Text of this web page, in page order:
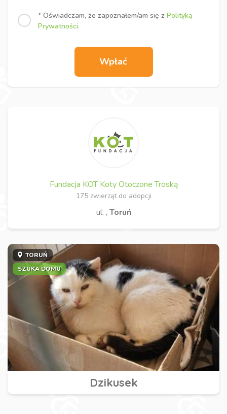
* Oświadczam, że zapoznałem/am się z Polityką
Prywatności.
Wpłać
Fundacja KOT Koty Otoczone Troską
175 zwierząt do adopcji
ul. , Toruń
TORUŃ
SZUKA DOMU
Dzikusek